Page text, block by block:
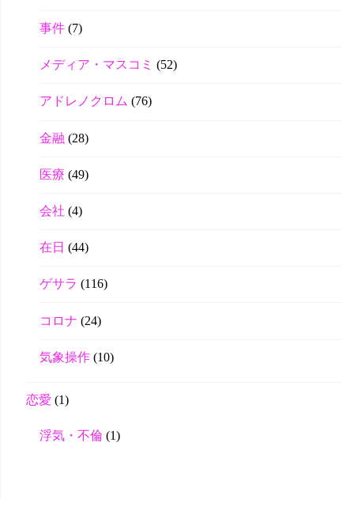
事件(7)
メディア・マスコミ (52)
アドレノクロム (76)
金融 (28)
医療 (49)
会社 (4)
在日 (44)
ゲサラ (116)
コロナ (24)
気象操作(10)
恋愛 (1)
浮気・不倫 (1)